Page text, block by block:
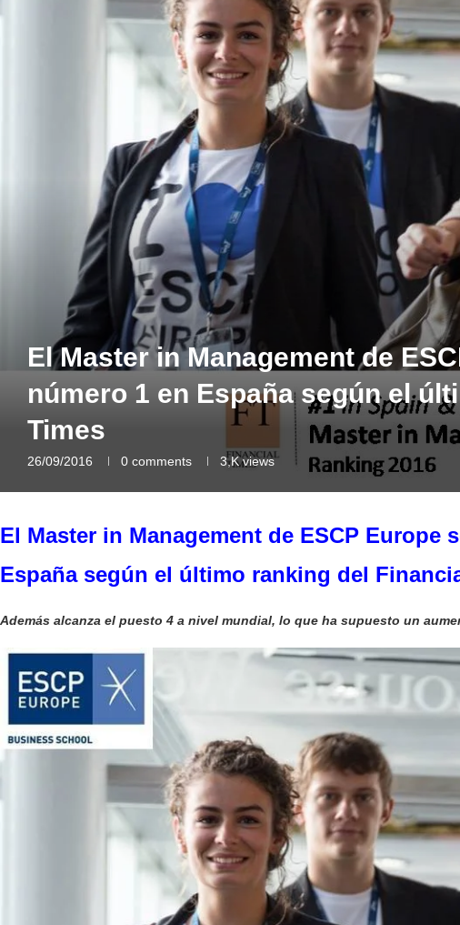
El Master in Management de
número 1 en España según el
Times
26/09/2016 0 comments 3,Kviews
El Master in Management de ESCP Europe
España según el último ranking del
Además alcanza el puesto 4 a nivel mundial, lo que ha supuesto un